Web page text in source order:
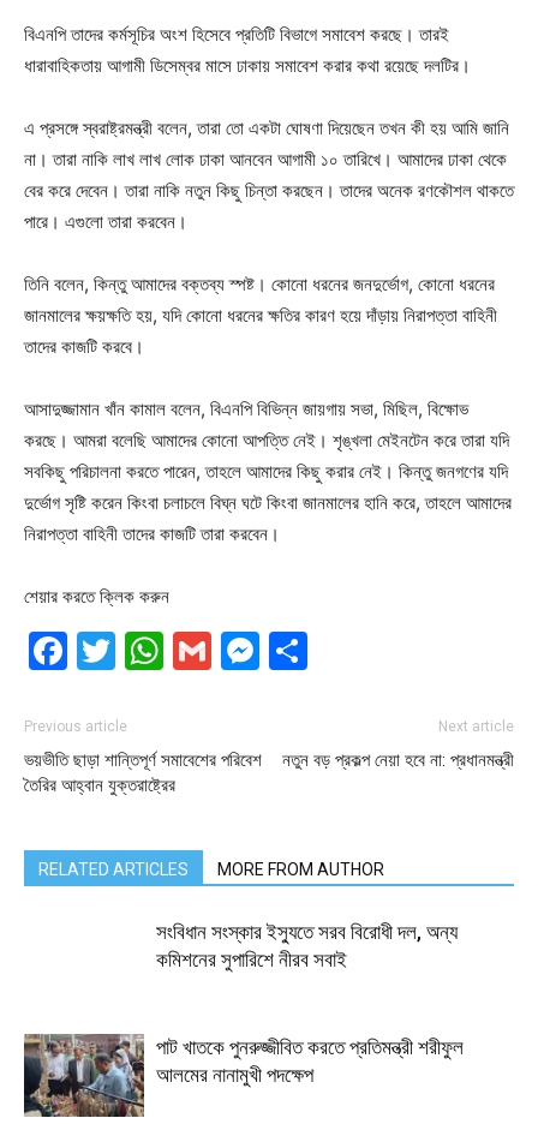
বিএনপি তাদের কর্মসূচির অংশ হিসেবে প্রতিটি বিভাগে সমাবেশ করছে। তারই
ধারাবাহিকতায় আগামী ডিসেম্বর মাসে ঢাকায় সমাবেশ করার কথা রয়েছে দলটির।
এ প্রসঙ্গে স্বরাষ্ট্রমন্ত্রী বলেন, তারা তো একটা ঘোষণা দিয়েছেন তখন কী হয় আমি জানি
না। তারা নাকি লাখ লাখ লোক ঢাকা আনবেন আগামী ১০ তারিখে। আমাদের ঢাকা থেকে
বের করে দেবেন। তারা নাকি নতুন কিছু চিন্তা করছেন। তাদের অনেক রণকৌশল থাকতে
পারে। এগুলো তারা করবেন।
তিনি বলেন, কিন্তু আমাদের বক্তব্য স্পষ্ট। কোনো ধরনের জনদুর্ভোগ, কোনো ধরনের
জানমালের ক্ষয়ক্ষতি হয়, যদি কোনো ধরনের ক্ষতির কারণ হয়ে দাঁড়ায় নিরাপত্তা বাহিনী
তাদের কাজটি করবে।
আসাদুজ্জামান খাঁন কামাল বলেন, বিএনপি বিভিন্ন জায়গায় সভা, মিছিল, বিক্ষোভ
করছে। আমরা বলেছি আমাদের কোনো আপত্তি নেই। শৃঙ্খলা মেইনটেন করে তারা যদি
সবকিছু পরিচালনা করতে পারেন, তাহলে আমাদের কিছু করার নেই। কিন্তু জনগণের যদি
দুর্ভোগ সৃষ্টি করেন কিংবা চলাচলে বিঘ্ন ঘটে কিংবা জানমালের হানি করে, তাহলে আমাদের
নিরাপত্তা বাহিনী তাদের কাজটি তারা করবেন।
শেয়ার করতে ক্লিক করুন
Facebook
Twitter
WhatsApp
GmailMessenger
Previous article
ভয়ভীতি ছাড়া শান্তিপূর্ণ সমাবেশের পরিবেশ
তৈরির আহ্বান যুক্তরাষ্ট্রের
Next article
নতুন বড় প্রকল্প নেয়া হবে না: প্রধানমন্ত্রী
RELATED ARTICLES MORE FROM AUTHOR
সংবিধান সংস্কার ইস্যুতে সরব বিরোধী দল, অন্য
কমিশনের সুপারিশে নীরব সবাই
পাট খাতকে পুনরুজ্জীবিত করতে প্রতিমন্ত্রী শরীফুল
আলমের নানামুখী পদক্ষেপ